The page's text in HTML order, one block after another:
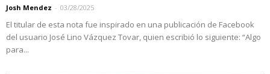
Josh Mendez - 03/28/2025
El titular de esta nota fue inspirado en una publicación de Facebook
del usuario José Lino Vázquez Tovar, quien escribió lo siguiente: “Algo
para...